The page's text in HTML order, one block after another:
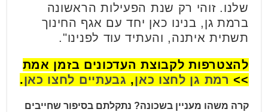
שלנו. זוהי רק שנת הפעילות הראשונה
ברמת גן, בנינו כאן יחד עם אגף החינוך
תשתית איתנה, והעתיד עוד לפנינו".
להצטרפות לקבוצת העדכונים בזמן אמת
>> רמת גן לחצו כאן, גבעתיים לחצו כאן.
קרה משהו מעניין בשכונה? נתקלתם בסיפור שחייבים